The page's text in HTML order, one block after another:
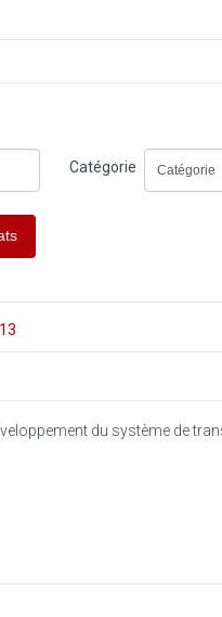
Catégorie
du système de